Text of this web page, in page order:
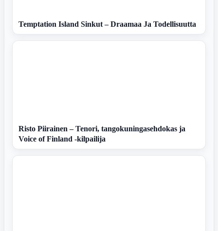
Temptation Island Sinkut – Draamaa Ja Todellisuutta
Risto Piirainen – Tenori, tangokuningasehdokas ja
Voice of Finland -kilpailija